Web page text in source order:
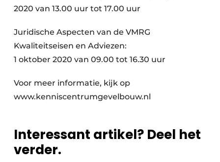
2020 van 13.00 uur tot 17.00 uur
Juridische Aspecten van de VMRG
Kwaliteitseisen en Adviezen:
1 oktober 2020 van 09.00 tot 16.30 uur
Voor meer informatie, kijk op
www.kenniscentrumgevelbouw.nl
Interessant artikel? Deel het
verder.